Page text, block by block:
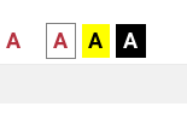
większa-
czcionka
A
kontrast
czarny
A
kontrast
czarny
A
żółty
A